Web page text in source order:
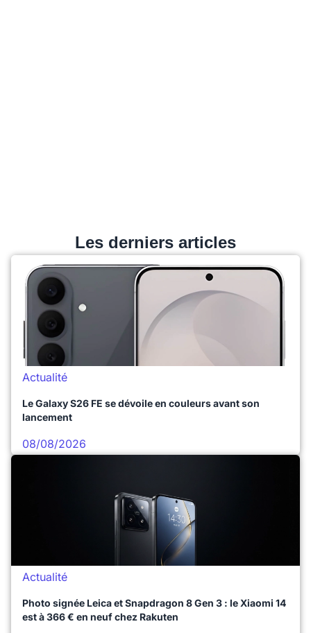
Les derniers articles
Actualité
Le Galaxy S26 FE se dévoile en couleurs avant son
lancement
08/08/2026
Actualité
Photo signée Leica et Snapdragon 8 Gen 3 : le Xiaomi 14
est à 366 € en neuf chez Rakuten